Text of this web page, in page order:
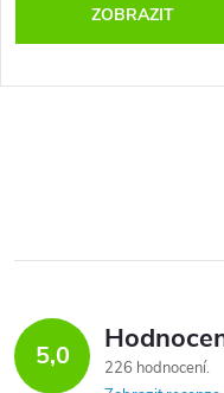
ZOBRAZIT
5,0
226 hodnocení